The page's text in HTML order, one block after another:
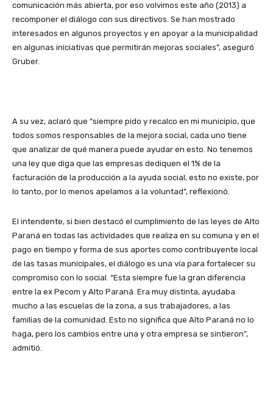
comunicación más abierta, por eso volvimos este año (2013) a
recomponer el diálogo con sus directivos. Se han mostrado
interesados en algunos proyectos y en apoyar a la municipalidad
en algunas iniciativas que permitirán mejoras sociales”, aseguró
Gruber.
A su vez, aclaró que “siempre pido y recalco en mi municipio, que
todos somos responsables de la mejora social, cada uno tiene
que analizar de qué manera puede ayudar en esto. No tenemos
una ley que diga que las empresas dediquen el 1% de la
facturación de la producción a la ayuda social, esto no existe, por
lo tanto, por lo menos apelamos a la voluntad”, reflexionó.
El intendente, si bien destacó el cumplimiento de las leyes de Alto
Paraná en todas las actividades que realiza en su comuna y en el
pago en tiempo y forma de sus aportes como contribuyente local
de las tasas municipales, el diálogo es una vía para fortalecer su
compromiso con lo social. “Esta siempre fue la gran diferencia
entre la ex Pecom y Alto Paraná. Era muy distinta, ayudaba
mucho a las escuelas de la zona, a sus trabajadores, a las
familias de la comunidad. Esto no significa que Alto Paraná no lo
haga, pero los cambios entre una y otra empresa se sintieron”,
admitió.